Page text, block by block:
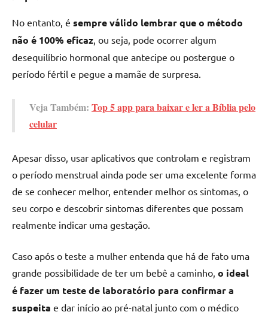
No entanto, é sempre válido lembrar que o método
não é 100% eficaz, ou seja, pode ocorrer algum
desequilíbrio hormonal que antecipe ou postergue o
período fértil e pegue a mamãe de surpresa.
Veja Também: Top 5 app para baixar e ler a Bíblia pelo
celular
Apesar disso, usar aplicativos que controlam e registram
o período menstrual ainda pode ser uma excelente forma
de se conhecer melhor, entender melhor os sintomas, o
seu corpo e descobrir sintomas diferentes que possam
realmente indicar uma gestação.
Caso após o teste a mulher entenda que há de fato uma
grande possibilidade de ter um bebê a caminho, o ideal
é fazer um teste de laboratório para confirmar a
suspeita e dar início ao pré-natal junto com o médico